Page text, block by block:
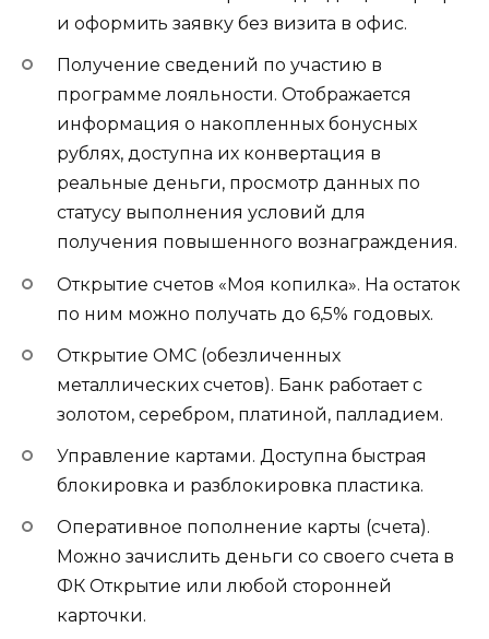
и оформить заявку без визита в офис.
Получение сведений по участию в
программе лояльности. Отображается
информация о накопленных бонусных
рублях, доступна их конвертация в
реальные деньги, просмотр данных по
статусу выполнения условий для
получения повышенного вознаграждения.
Открытие счетов «Моя копилка». На остаток
по ним можно получать до 6,5% годовых.
Открытие ОМС (обезличенных
металлических счетов). Банк работает с
золотом, серебром, платиной, палладием.
Управление картами. Доступна быстрая
блокировка и разблокировка пластика.
Оперативное пополнение карты (счета).
Можно зачислить деньги со своего счета в
ФК Открытие или любой сторонней
карточки.